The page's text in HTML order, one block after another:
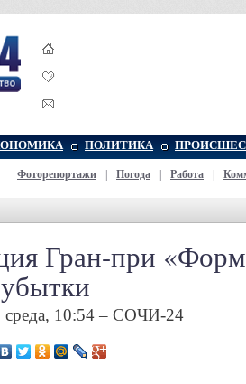
ПОЛИТИКА
Фоторепортажи Погода Работа
Гран-при
среда, 10:54 – СОЧИ-24